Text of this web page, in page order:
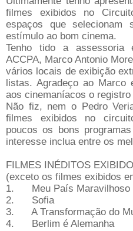
filmes exibidos no
espaços que selecionam
estímulo ao bom cinema.
Tenho tido a assessoria
ACCPA, Marco Antonio
vários locais de exibição
listas. Agradeço ao Marco
aos cinemaníacos o
Não fiz, nem o Pedro
filmes exibidos no
poucos os bons
interesse inclua entre os
FILMES INÉDITOS
(exceto os filmes exibidos
1. Meu País Maravilhoso
2. Sofia
3. A Transformação do
4. Berlim é Alemanha